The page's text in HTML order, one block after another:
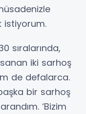
istiyorum.
sıralarında,
iki sarhoş
de defalarca.
bir sarhoş
‘Bizim